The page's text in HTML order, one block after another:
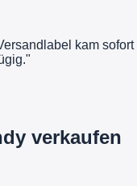
kam sofort
verkaufen